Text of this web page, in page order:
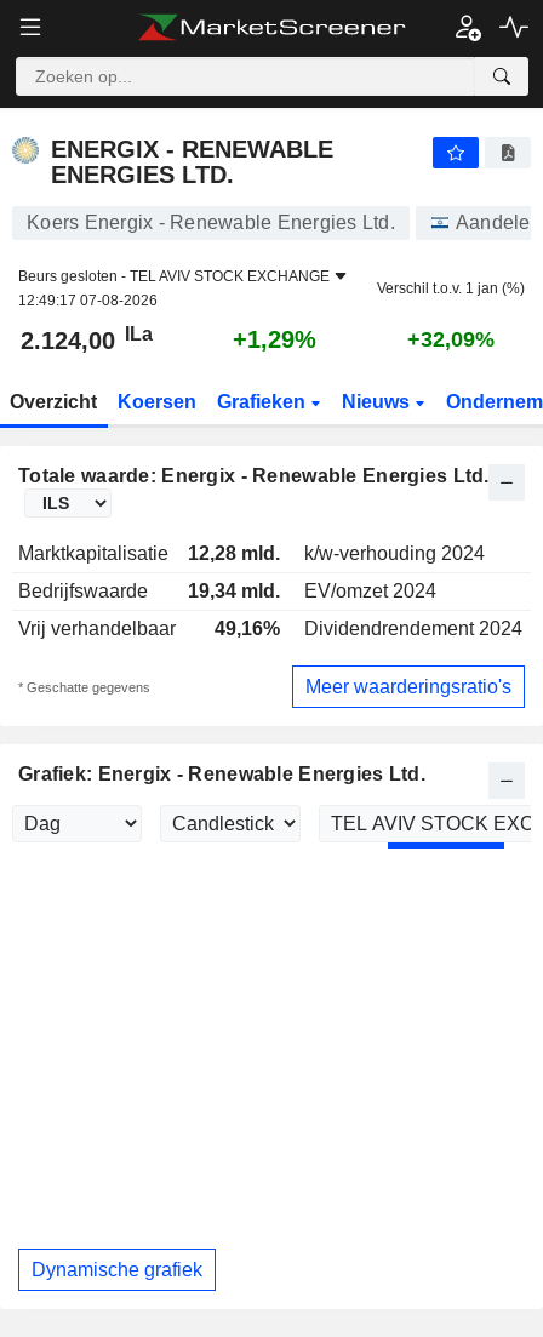
ENERGIX - RENEWABLE
ENERGIES LTD.
Koers Energix - Renewable Energies Ltd. Aandelen
Beurs gesloten - TEL AVIV STOCK EXCHANGE
12:49:17 07-08-2026
Verschil t.o.v. 1 jan (%)
2.124,00 ILa +1,29% +32,09%
Overzicht Koersen Grafieken Nieuws
Totale waarde: Energix - Renewable Energies Ltd.
Marktkapitalisatie 12,28 mld. k/w-verhouding 2024
Bedrijfswaarde
19,34 mld. EV/omzet 2024
Vrij verhandelbaar
49,16% Dividendrendement 2024
* Geschatte gegevens Meer waarderingsratio's
Grafiek: Energix - Renewable Energies Ltd.
Dynamische grafiek